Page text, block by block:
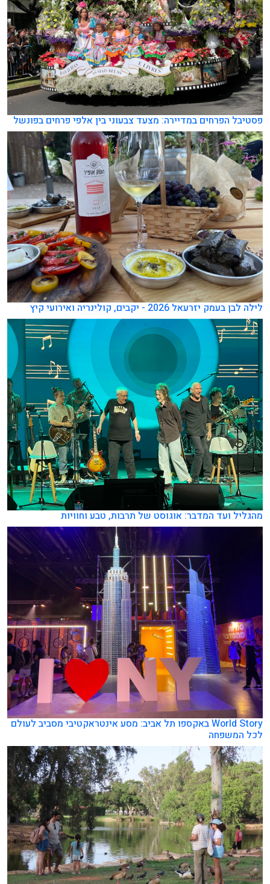
פסטיבל הפרחים במדיירה: מצעד צבעוני בין אלפי פרחים בפונשל
לילה לבן בעמק יזרעאל 2026 - יקבים, קולינריה ואירועי קיץ
מהגליל ועד המדבר: אוגוסט של תרבות, טבע וחוויות
World Story באקספו תל אביב: מסע אינטראקטיבי מסביב לעולם
לכל המשפחה